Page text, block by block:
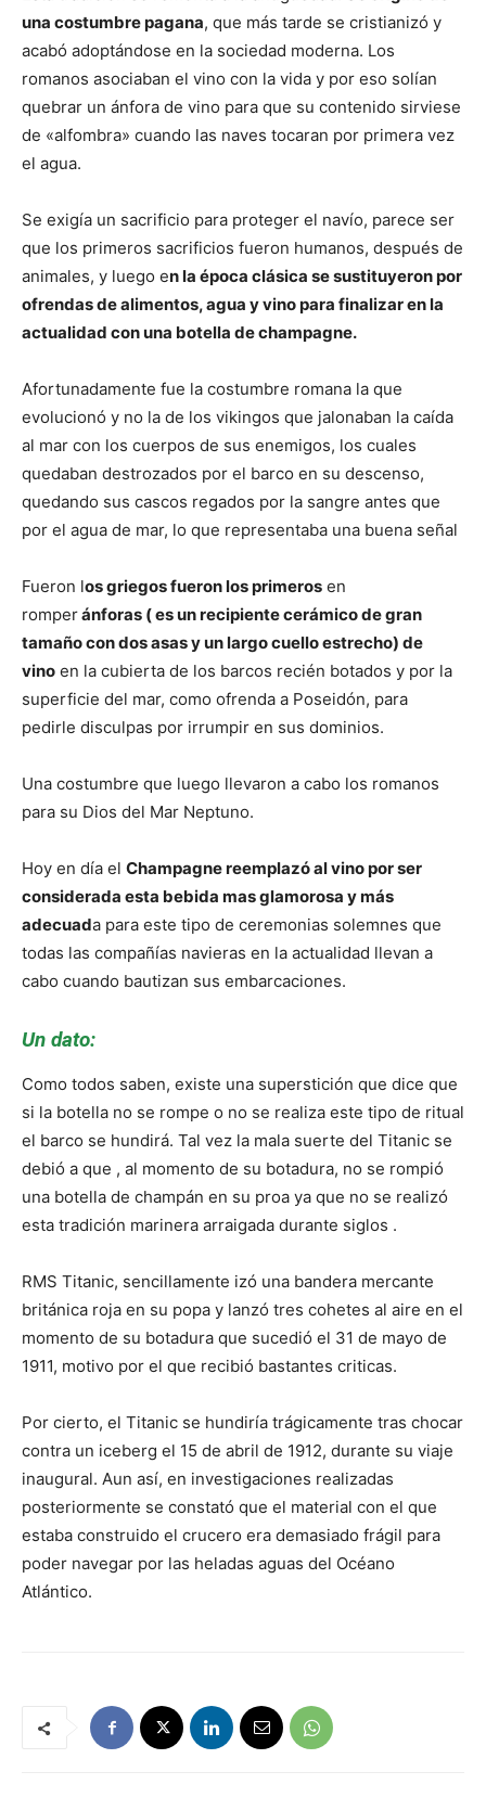
una costumbre pagana, que más tarde se cristianizó y
acabó adoptándose en la sociedad moderna. Los
romanos asociaban el vino con la vida y por eso solían
quebrar un ánfora de vino para que su contenido sirviese
de «alfombra» cuando las naves tocaran por primera vez
el agua.
Se exigía un sacrificio para proteger el navío, parece ser
que los primeros sacrificios fueron humanos, después de
animales, y luego en la época clásica se sustituyeron por
ofrendas de alimentos, agua y vino para finalizar en la
actualidad con una botella de champagne.
Afortunadamente fue la costumbre romana la que
evolucionó y no la de los vikingos que jalonaban la caída
al mar con los cuerpos de sus enemigos, los cuales
quedaban destrozados por el barco en su descenso,
quedando sus cascos regados por la sangre antes que
por el agua de mar, lo que representaba una buena señal
Fueron los griegos fueron los primeros en
romperánforas ( es un recipiente cerámico de gran
tamaño con dos asas y un largo cuello estrecho) de
vino en la cubierta de los barcos recién botados y por la
superficie del mar, como ofrenda a Poseidón, para
pedirle disculpas por irrumpir en sus dominios.
Una costumbre que luego llevaron a cabo los romanos
para su Dios del Mar Neptuno.
Hoy en día el Champagne reemplazó al vino por ser
considerada esta bebida mas glamorosa y más
adecuada para este tipo de ceremonias solemnes que
todas las compañías navieras en la actualidad llevan a
cabo cuando bautizan sus embarcaciones.
Un dato:
Como todos saben, existe una superstición que dice que
si la botella no se rompe o no se realiza este tipo de ritual
el barco se hundirá. Tal vez la mala suerte del Titanic se
debió a que , al momento de su botadura, no se rompió
una botella de champán en su proa ya que no se realizó
esta tradición marinera arraigada durante siglos .
RMS Titanic, sencillamente izó una bandera mercante
británica roja en su popa y lanzó tres cohetes al aire en el
momento de su botadura que sucedió el 31 de mayo de
1911, motivo por el que recibió bastantes criticas.
Por cierto, el Titanic se hundiría trágicamente tras chocar
contra un iceberg el 15 de abril de 1912, durante su viaje
inaugural. Aun así, en investigaciones realizadas
posteriormente se constató que el material con el que
estaba construido el crucero era demasiado frágil para
poder navegar por las heladas aguas del Océano
Atlántico.